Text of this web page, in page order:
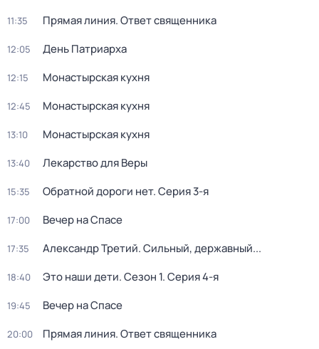
11:35 Прямая линия. Ответ священника
12:05 День Патриарха
12:15 Монастырская кухня
12:45 Монастырская кухня
13:10 Монастырская кухня
13:40 Лекарство для Веры
15:35 Обратной дороги нет. Серия 3-я
17:00 Вечер на Спасе
17:35 Александр Третий. Сильный, державный...
18:40 Это наши дети. Сезон 1. Серия 4-я
19:45 Вечер на Спасе
20:00 Прямая линия. Ответ священника